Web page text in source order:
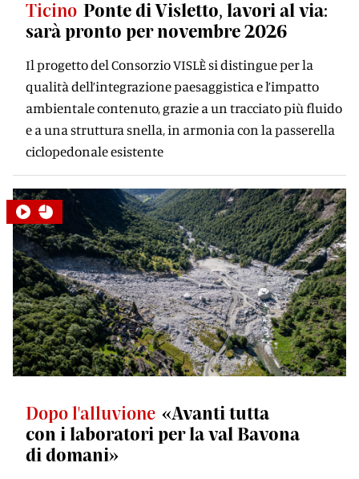
Ticino Ponte di Visletto, lavori al via:
sarà pronto per novembre 2026
Il progetto del Consorzio VISLÈ si distingue per la
qualità dell’integrazione paesaggistica e l’impatto
ambientale contenuto, grazie a un tracciato più fluido
e a una struttura snella, in armonia con la passerella
ciclopedonale esistente
Dopo l'alluvione «Avanti tutta
con i laboratori per la val Bavona
di domani»